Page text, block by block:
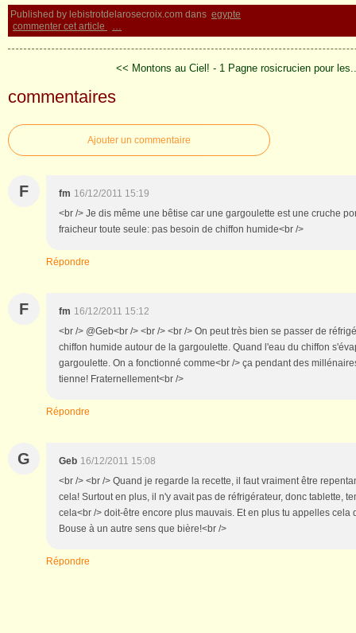
Published by lebistrotdelarosecroix.com dans egypte
commenter cet article
…
<< Montons au Ciel! - 1 Pagne rosicrucien pour
commentaires
Ajouter un commentaire
F fm 16/12/2011 15:19
<br /> Je dis même une bêtise car une gargoulette est une cruche
fraicheur toute seule: pas besoin de chiffon humide<br />
Répondre
F fm 16/12/2011 15:12
<br /> @Geb<br /> <br /> <br /> On peut très bien se passer de
chiffon humide autour de la gargoulette. Quand l'eau du chiffon
gargoulette. On a fonctionné comme<br /> ça pendant des
tienne! Fraternellement<br />
Répondre
G Geb 16/12/2011 15:08
<br /> <br /> Quand je regarde la recette, il faut vraiment être
cela! Surtout en plus, il n'y avait pas de réfrigérateur, donc tablette,
cela<br /> doit-être encore plus mauvais. Et en plus tu appelles cela
Bouse à un autre sens que bière!<br />
Répondre